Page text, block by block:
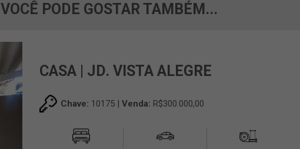
VOCÊ PODE GOSTAR TAMBÉM...
CASA | JD. VISTA ALEGRE
Chave: 10175 |Venda: R$300.000,00